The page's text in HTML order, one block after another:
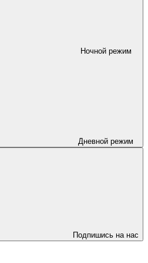
Ночной режим
Дневной режим
Подпишись на нас